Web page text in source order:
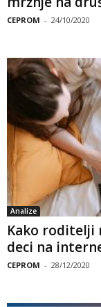
CEPROM - 24/10/2020
Analize
Kako roditelji
deci na
CEPROM - 28/12/2020